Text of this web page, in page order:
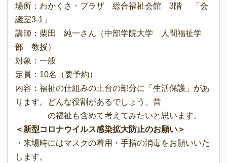
場所：わかくさ・プラザ 総合福祉会館 3階 「会
議室3-1」
講師：柴田 純一さん（中部学院大学 人間福祉学
部 教授）
対象：一般
定員：10名（要予約）
内容：福祉の仕組みの土台の部分に「生活保護」があ
ります。どんな役割があるでしょう。昔
の福祉も含めて考えてみたいと思います。
＜新型コロナウイルス感染拡大防止のお願い＞
・来場時にはマスクの着用・手指の消毒をお願いいた
します。